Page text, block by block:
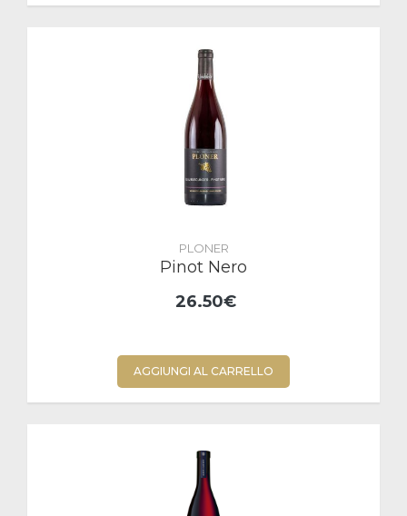
PLONER
Pinot Nero
26.50€
AGGIUNGI AL CARRELLO